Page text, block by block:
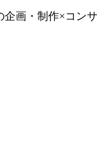
画・制作×コン